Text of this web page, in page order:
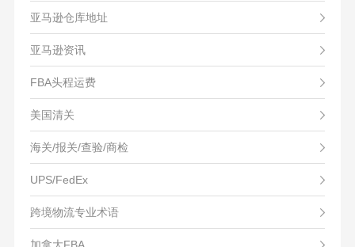
亚马逊仓库地址
亚马逊资讯
FBA头程运费
美国清关
海关/报关/查验/商检
UPS/FedEx
跨境物流专业术语